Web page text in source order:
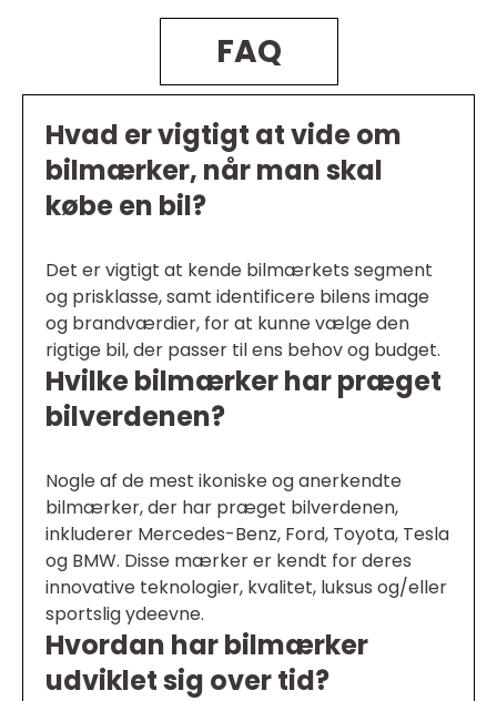
FAQ
Hvad er vigtigt at vide om
bilmærker, når man skal
købe en bil?
Det er vigtigt at kende bilmærkets segment
og prisklasse, samt identificere bilens image
og brandværdier, for at kunne vælge den
rigtige bil, der passer til ens behov og budget.
Hvilke bilmærker har præget
bilverdenen?
Nogle af de mest ikoniske og anerkendte
bilmærker, der har præget bilverdenen,
inkluderer Mercedes-Benz, Ford, Toyota, Tesla
og BMW. Disse mærker er kendt for deres
innovative teknologier, kvalitet, luksus og/eller
sportslig ydeevne.
Hvordan har bilmærker
udviklet sig over tid?